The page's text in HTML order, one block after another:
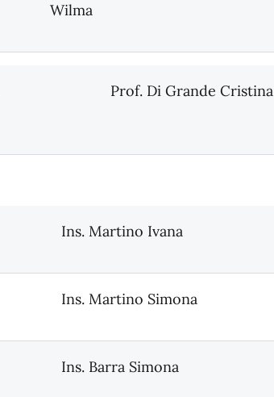
Wilma
Prof. Di Grande Cristina
Ins. Martino Ivana
Ins. Martino Simona
Ins. Barra Simona